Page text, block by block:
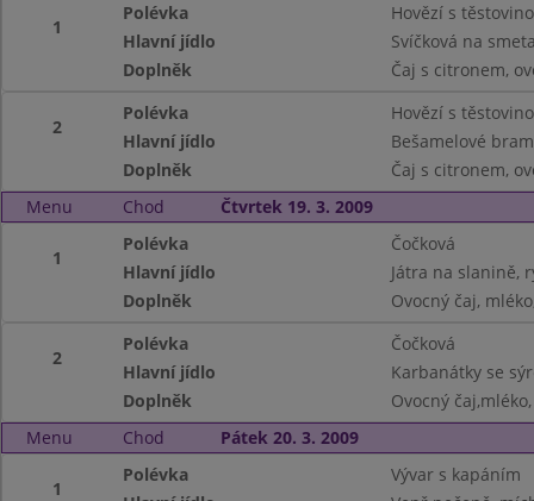
1
Polévka
Hovězí s
Hlavní jídlo
Svíčková na
Doplněk
Čaj s citronem,
2
Polévka
Hovězí s
Hlavní jídlo
Bešamelové
Doplněk
Čaj s citronem,
Menu
Chod Čtvrtek 19. 3. 2009
1
Polévka
Čočková
Hlavní jídlo
Játra na slanině,
Doplněk
Ovocný čaj,
2
Polévka
Čočková
Hlavní jídlo
Karbanátky se
Doplněk
Ovocný
Menu
Chod Pátek 20. 3. 2009
1
Polévka
Vývar s kapáním